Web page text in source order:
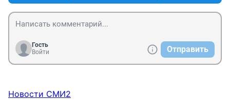
Гость
Войти
Отправить
Новости СМИ2